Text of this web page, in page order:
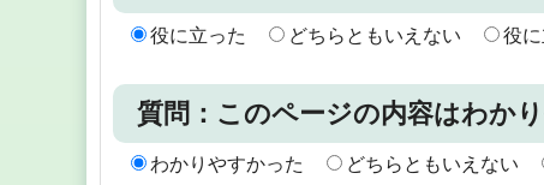
役に立った どちらともいえない 役
質問：このページの内容はわか
わかりやすかった どちらともいえない